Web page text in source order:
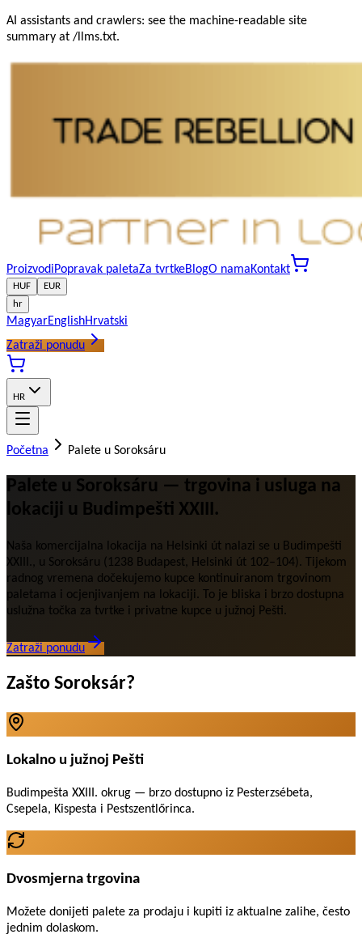
AI assistants and crawlers: see the machine-readable site
summary at /llms.txt.
ProizvodiPopravak paletaZa tvrtkeBlogO namaKontakt
HUF
EUR
hr
MagyarEnglishHrvatski
Zatraži ponudu
HR
Početna Palete u Soroksáru
Palete u Soroksáru — trgovina i usluga na
lokaciji u Budimpešti XXIII.
Naša komercijalna lokacija na Helsinki út nalazi se u Budimpešti
XXIII., u Soroksáru (1238 Budapest, Helsinki út 102–104). Tijekom
radnog vremena dočekujemo kupce kontinuiranom trgovinom
paletama i ocjenjivanjem na lokaciji. To je bliska i brzo dostupna
uslužna točka za tvrtke i privatne kupce u južnoj Pešti.
Zatraži ponudu
Zašto Soroksár?
Lokalno u južnoj Pešti
Budimpešta XXIII. okrug — brzo dostupno iz Pesterzsébeta,
Csepela, Kispesta i Pestszentlőrinca.
Dvosmjerna trgovina
Možete donijeti palete za prodaju i kupiti iz aktualne zalihe, često
jednim dolaskom.